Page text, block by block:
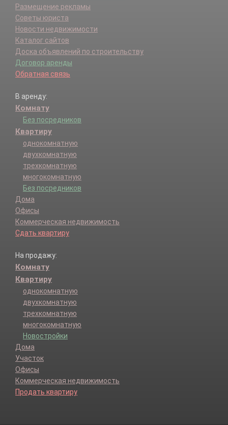
Размещение рекламы
Советы юриста
Новости недвижимости
Каталог сайтов
Доска объявлений по строительству
Договор аренды
Обратная связь
В аренду:
Комнату
Без посредников
Квартиру
однокомнатную
двухкомнатную
трехкомнатную
многокомнатную
Без посредников
Дома
Офисы
Коммерческая недвижимость
Сдать квартиру
На продажу:
Комнату
Квартиру
однокомнатную
двухкомнатную
трехкомнатную
многокомнатную
Новостройки
Дома
Участок
Офисы
Коммерческая недвижимость
Продать квартиру